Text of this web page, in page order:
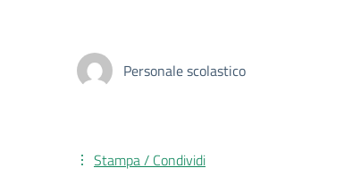
Personale scolastico
Stampa / Condividi